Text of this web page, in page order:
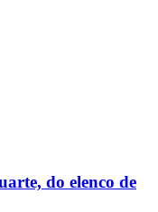
do elenco de